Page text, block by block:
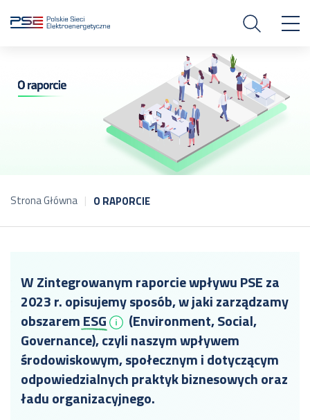
Strona Główna O RAPORCIE
W Zintegrowanym raporcie wpływu PSE za
2023 r. opisujemy sposób, w jaki zarządzamy
obszaremESG
(Environment, Social,
Governance), czyli naszym wpływem
środowiskowym, społecznym i dotyczącym
odpowiedzialnych praktyk biznesowych oraz
ładu organizacyjnego.